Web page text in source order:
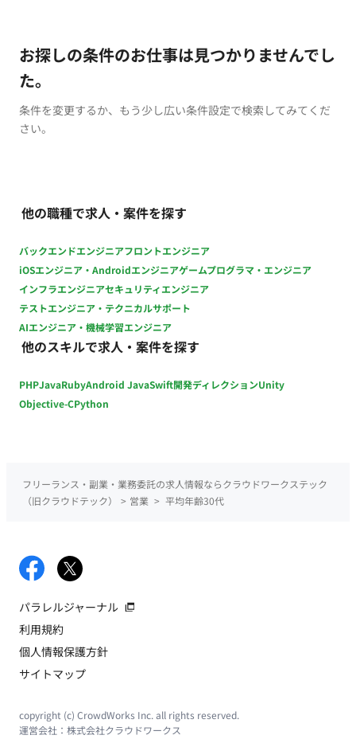
お探しの条件のお仕事は見つかりませんでし
た。
条件を変更するか、もう少し広い条件設定で検索してみてくだ
さい。
他の職種で求人・案件を探す
バックエンドエンジニアフロントエンジニア
iOSエンジニア・Androidエンジニアゲームプログラマ・エンジニア
インフラエンジニアセキュリティエンジニア
テストエンジニア・テクニカルサポート
AIエンジニア・機械学習エンジニア
他のスキルで求人・案件を探す
PHPJavaRubyAndroid JavaSwift開発ディレクションUnity
Objective-CPython
フリーランス・副業・業務委託の求人情報ならクラウドワークステック
（旧クラウドテック）
> 営業 > 平均年齢30代
パラレルジャーナル
利用規約
個人情報保護方針
サイトマップ
copyright (c) CrowdWorks Inc. all rights reserved.
運営会社： 株式会社クラウドワークス